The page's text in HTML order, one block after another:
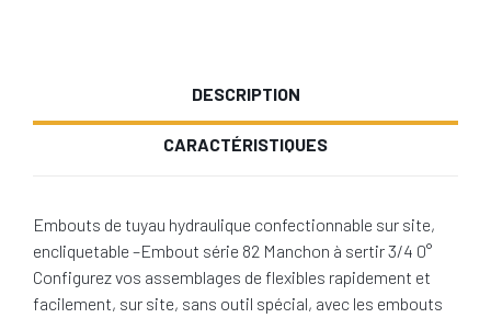
DESCRIPTION
CARACTÉRISTIQUES
Embouts de tuyau hydraulique confectionnable sur site,
encliquetable –Embout série 82 Manchon à sertir 3/4 0°
Configurez vos assemblages de flexibles rapidement et
facilement, sur site, sans outil spécial, avec les embouts